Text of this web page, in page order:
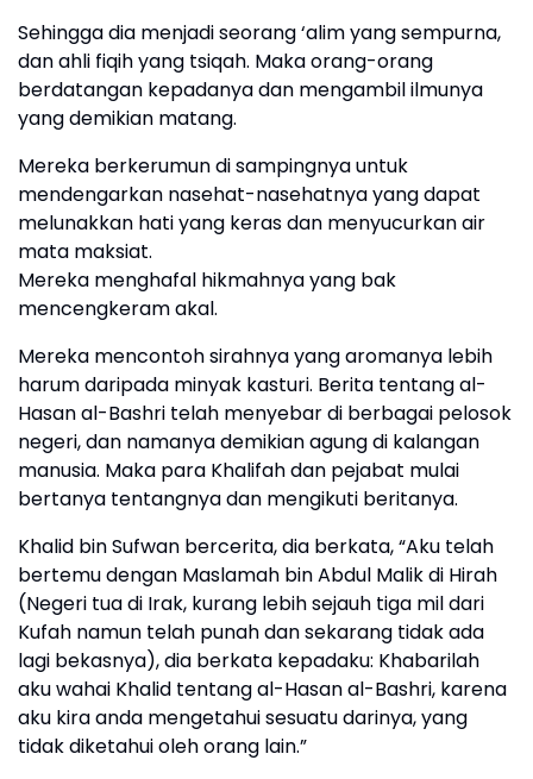
Sehingga dia menjadi seorang ‘alim yang sempurna,
dan ahli fiqih yang tsiqah. Maka orang-orang
berdatangan kepadanya dan mengambil ilmunya
yang demikian matang.
Mereka berkerumun di sampingnya untuk
mendengarkan nasehat-nasehatnya yang dapat
melunakkan hati yang keras dan menyucurkan air
mata maksiat.
Mereka menghafal hikmahnya yang bak
mencengkeram akal.
Mereka mencontoh sirahnya yang aromanya lebih
harum daripada minyak kasturi. Berita tentang al-
Hasan al-Bashri telah menyebar di berbagai pelosok
negeri, dan namanya demikian agung di kalangan
manusia. Maka para Khalifah dan pejabat mulai
bertanya tentangnya dan mengikuti beritanya.
Khalid bin Sufwan bercerita, dia berkata, “Aku telah
bertemu dengan Maslamah bin Abdul Malik di Hirah
(Negeri tua di Irak, kurang lebih sejauh tiga mil dari
Kufah namun telah punah dan sekarang tidak ada
lagi bekasnya), dia berkata kepadaku: Khabarilah
aku wahai Khalid tentang al-Hasan al-Bashri, karena
aku kira anda mengetahui sesuatu darinya, yang
tidak diketahui oleh orang lain.”